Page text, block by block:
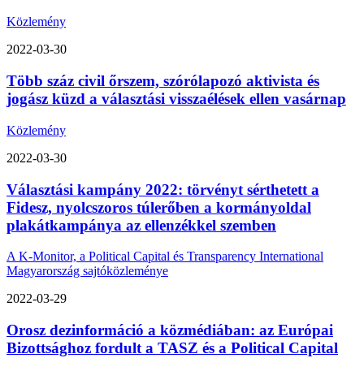
Közlemény
2022-03-30
Több száz civil őrszem, szórólapozó aktivista és
jogász küzd a választási visszaélések ellen vasárnap
Közlemény
2022-03-30
Választási kampány 2022: törvényt sérthetett a
Fidesz, nyolcszoros túlerőben a kormányoldal
plakátkampánya az ellenzékkel szemben
A K-Monitor, a Political Capital és Transparency International
Magyarország sajtóközleménye
2022-03-29
Orosz dezinformáció a közmédiában: az Európai
Bizottsághoz fordult a TASZ és a Political Capital